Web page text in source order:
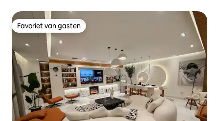
Favoriet van gasten
Favoriet van gasten